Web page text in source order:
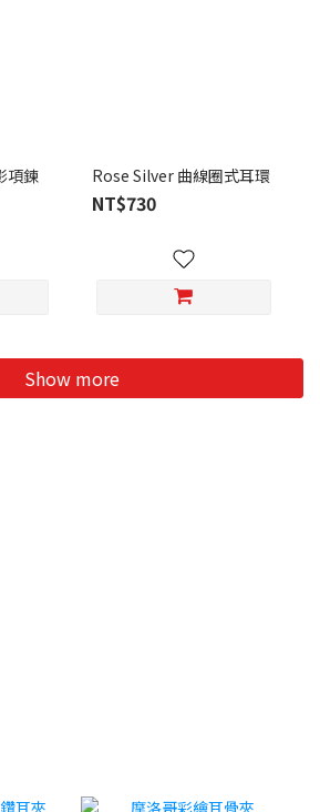
項鍊 Rose Silver 曲線圈式耳環
NT$730
Show more